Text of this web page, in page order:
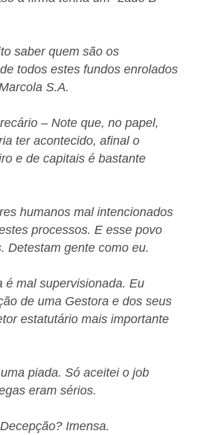
saber quem são os
todos estes fundos enrolados
S.A.
– Note que, no papel,
ter acontecido, afinal o
e de capitais é bastante
humanos mal intencionados
processos. E esse povo
Detestam gente como eu.
é mal supervisionada. Eu
de uma Gestora e dos seus
estatutário mais importante
piada. Só aceitei o job
eram sérios.
Imensa.